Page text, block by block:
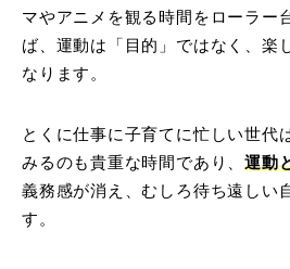
マやアニメを観る時間をローラー
ば、運動は「目的」ではなく、楽
なります。
とくに仕事に子育てに忙しい世代
みるのも貴重な時間であり、運動
義務感が消え、むしろ待ち遠しい
す。